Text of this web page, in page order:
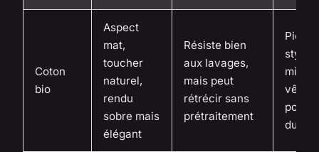
Coton
bio
Aspect
mat,
toucher
naturel,
rendu
sobre mais
élégant
Résiste bien
aux lavages,
mais peut
rétrécir sans
prétraitement
style
du